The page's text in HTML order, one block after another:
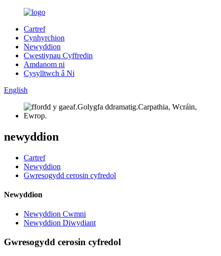
Cartref
Cynhyrchion
Newyddion
Cwestiynau Cyffredin
Amdanom ni
Cysylltwch â Ni
English
newyddion
Cartref
Newyddion
Gwresogydd cerosin cyfredol
Newyddion
Newyddion Cwmni
Newyddion Diwydiant
Gwresogydd cerosin cyfredol